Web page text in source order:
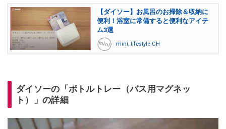
【ダイソー】お風呂のお掃除＆収納に
便利！浴室に常備すると便利なアイテ
ム3選
mini_lifestyle CH
ダイソーの「ボトルトレー（バス用マグネッ
ト）」の詳細